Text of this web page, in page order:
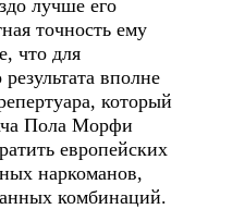
лучше его
точность ему
что для
вполне
который
Пола Морфи
европейских
наркоманов,
комбинаций.